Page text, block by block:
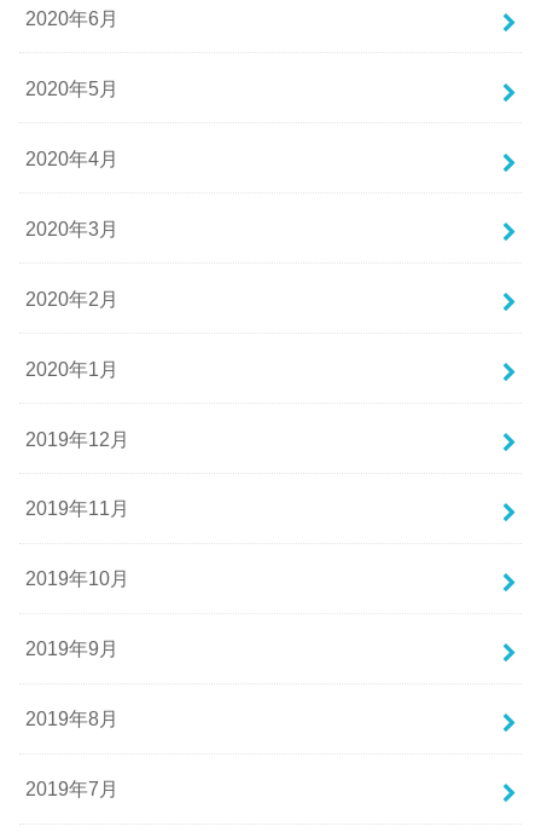
2020年6月
2020年5月
2020年4月
2020年3月
2020年2月
2020年1月
2019年12月
2019年11月
2019年10月
2019年9月
2019年8月
2019年7月